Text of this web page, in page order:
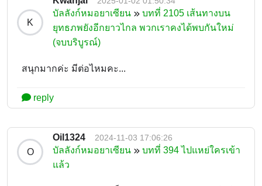
K
บัลลังก์หมอยาเซียน
บทที่ 2105 เส้นทางบน
ยุทธภพยังอีกยาวไกล พวกเราคงได้พบกันใหม่
(จบบริบูรณ์)
สนุกมากค่ะ มีต่อไหมคะ...
reply
O
Oil1324 2024-11-03 17:06:26
บัลลังก์หมอยาเซียน
บทที่ 394 ไปแหย่ใครเข้า
แล้ว